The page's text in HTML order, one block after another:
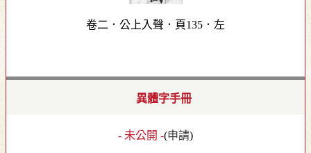
卷二．公上入聲．頁135．左
異體字手冊
- 未公開 -(申請)